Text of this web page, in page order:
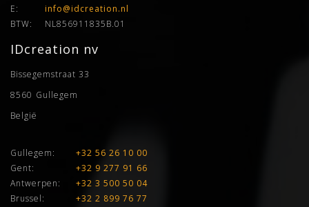
E:
info@idcreation.nl
BTW:
NL856911835B.01
IDcreation nv
Bissegemstraat 33
8560 Gullegem
België
Gullegem:
+32 56 26 10 00
Gent:
+32 9 277 91 66
Antwerpen:
+32 3 500 50 04
Brussel:
+32 2 899 76 77